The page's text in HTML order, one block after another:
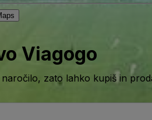
Viagogo
zato lahko kupiš in